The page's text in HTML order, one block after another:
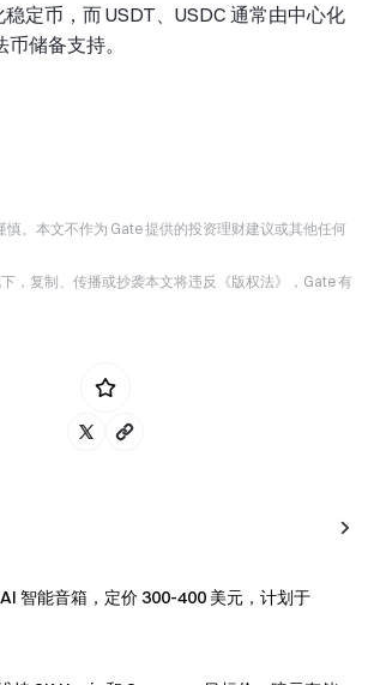
定币，而 USDT、USDC 通常由中心化
储备支持。
慎。本文不作为 Gate 提供的投资理财建议或其他任何
，复制、传播或抄袭本文将违反《版权法》，Gate 有
智能音箱，定价 300-400 美元，计划于